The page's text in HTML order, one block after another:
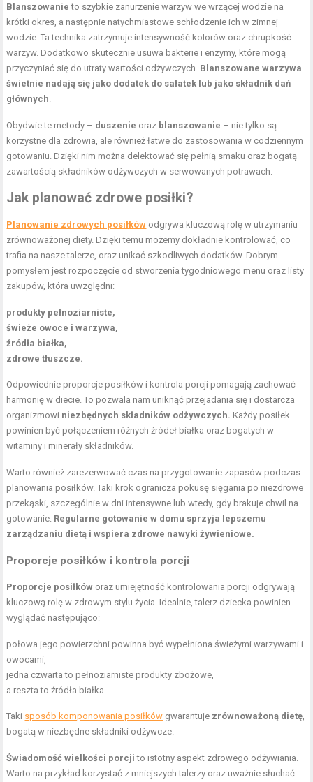
Blanszowanie to szybkie zanurzenie warzyw we wrzącej wodzie na
krótki okres, a następnie natychmiastowe schłodzenie ich w zimnej
wodzie. Ta technika zatrzymuje intensywność kolorów oraz chrupkość
warzyw. Dodatkowo skutecznie usuwa bakterie i enzymy, które mogą
przyczyniać się do utraty wartości odżywczych. Blanszowane warzywa
świetnie nadają się jako dodatek do sałatek lub jako składnik dań
głównych
Obydwie te metody – duszenie oraz blanszowanie – nie tylko są
korzystne dla zdrowia, ale również łatwe do zastosowania w codziennym
gotowaniu. Dzięki nim można delektować się pełnią smaku oraz bogatą
zawartością składników odżywczych w serwowanych potrawach.
Jak planować zdrowe posiłki?
Planowanie zdrowych posiłków odgrywa kluczową rolę w utrzymaniu
zrównoważonej diety. Dzięki temu możemy dokładnie kontrolować, co
trafia na nasze talerze, oraz unikać szkodliwych dodatków. Dobrym
pomysłem jest rozpoczęcie od stworzenia tygodniowego menu oraz listy
zakupów, która uwzględni:
produkty pełnoziarniste,
świeże owoce i warzywa,
źródła białka,
zdrowe tłuszcze.
Odpowiednie proporcje posiłków i kontrola porcji pomagają zachować
harmonię w diecie. To pozwala nam uniknąć przejadania się i dostarcza
organizmowi niezbędnych składników odżywczych. Każdy posiłek
powinien być połączeniem różnych źródeł białka oraz bogatych w
witaminy i minerały składników.
Warto również zarezerwować czas na przygotowanie zapasów podczas
planowania posiłków. Taki krok ogranicza pokusę sięgania po niezdrowe
przekąski, szczególnie w dni intensywne lub wtedy, gdy brakuje chwil na
gotowanie. Regularne gotowanie w domu sprzyja lepszemu
zarządzaniu dietą i wspiera zdrowe nawyki żywieniowe.
Proporcje posiłków i kontrola porcji
Proporcje posiłków oraz umiejętność kontrolowania porcji odgrywają
kluczową rolę w zdrowym stylu życia. Idealnie, talerz dziecka powinien
wyglądać następująco:
połowa jego powierzchni powinna być wypełniona świeżymi warzywami i
owocami,
jedna czwarta to pełnoziarniste produkty zbożowe,
a reszta to źródła białka.
Taki sposób komponowania posiłków gwarantuje zrównoważoną dietę
bogatą w niezbędne składniki odżywcze.
Świadomość wielkości porcji to istotny aspekt zdrowego odżywiania.
Warto na przykład korzystać z mniejszych talerzy oraz uważnie słuchać